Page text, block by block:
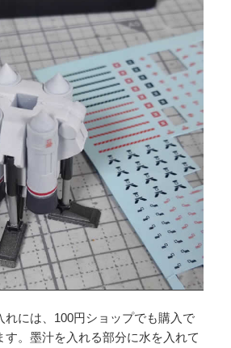
れには、100円ショップでも購入で
す。墨汁を入れる部分に水を入れて